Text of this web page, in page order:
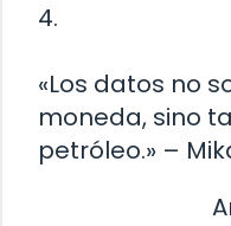
4.
«Los datos no
moneda, sino
petróleo.» –